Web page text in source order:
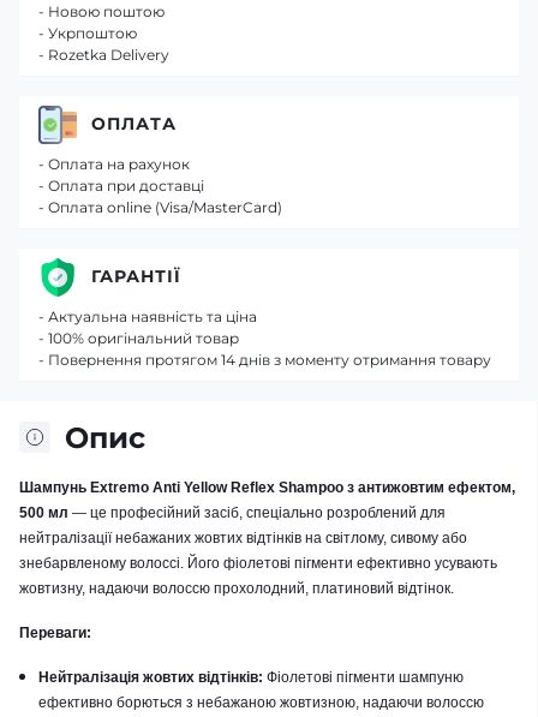
Опис
Шампунь Extremo Anti Yellow Reflex Shampoo з антижовтим ефектом,
500 мл — це професійний засіб, спеціально розроблений для
нейтралізації небажаних жовтих відтінків на світлому, сивому або
знебарвленому волоссі. Його фіолетові пігменти ефективно усувають
жовтизну, надаючи волоссю прохолодний, платиновий відтінок.
Переваги:
Нейтралізація жовтих відтінків: Фіолетові пігменти шампуню
ефективно борються з небажаною жовтизною, надаючи волоссю
- Новою поштою
- Укрпоштою
- Rozetka Delivery
ОПЛАТА
- Оплата на рахунок
- Оплата при доставці
- Оплата online (Visa/MasterCard)
ГАРАНТІЇ
- Актуальна наявність та ціна
- 100% оригінальний товар
- Повернення протягом 14 днів з моменту отримання товару